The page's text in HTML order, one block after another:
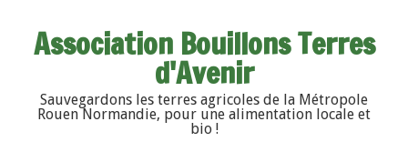
Association Bouillons Terres
d'Avenir
Sauvegardons les terres agricoles de la Métropole
Rouen Normandie, pour une alimentation locale et
bio !